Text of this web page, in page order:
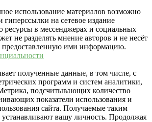
использование материалов возможно
гиперссылки на сетевое издание
ресурсы в мессенджерах и социальных
не разделять мнение авторов и не несёт
предоставленную ими информацию.
полученные данные, в том числе, с
программ и систем аналитики,
подсчитывающих количество
показатели использования и
сайта. Получаемые таким
вашу личность. Продолжая